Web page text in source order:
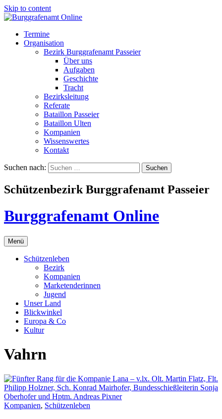
Skip to content
Termine
Organisation
Bezirk Burggrafenamt Passeier
Über uns
Aufgaben
Geschichte
Tracht
Bezirksleitung
Referate
Bataillon Passeier
Bataillon Ulten
Kompanien
Wissenswertes
Kontakt
Suchen nach:
Schützenbezirk Burggrafenamt Passeier
Burggrafenamt Online
Menü
Schützenleben
Bezirk
Kompanien
Marketenderinnen
Jugend
Unser Land
Blickwinkel
Europa & Co
Kultur
Vahrn
Kompanien, Schützenleben